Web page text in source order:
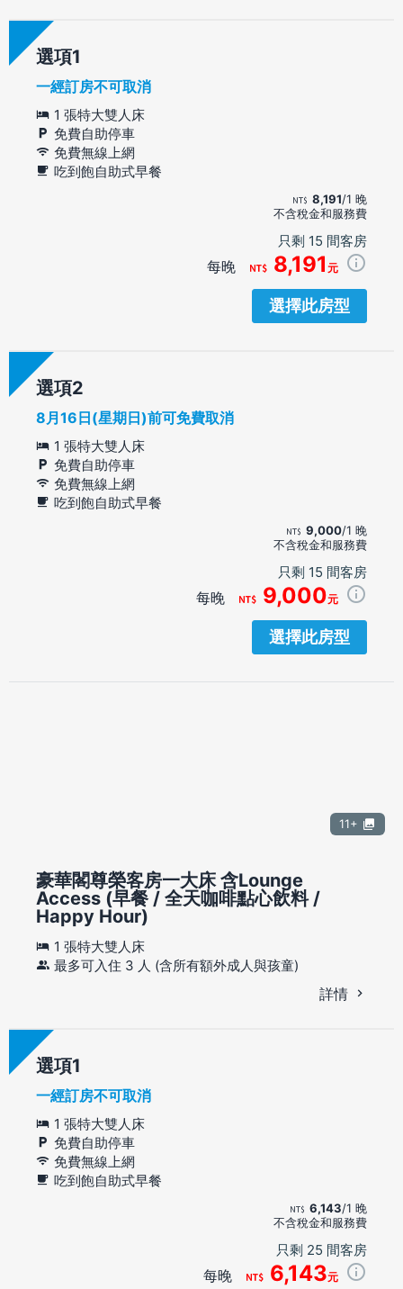
選項
一經訂房不可取消
1 張特大雙人床
免費自助停車
免費無線上網
吃到飽自助式早餐
8,191/1 晚
不含稅金和服務費
只剩 15 間客房
每晚 8,191 元
選擇此房型
選項
8月16日(星期日)前可免費取消
1 張特大雙人床
免費自助停車
免費無線上網
吃到飽自助式早餐
9,000/1 晚
不含稅金和服務費
只剩 15 間客房
每晚 9,000元
選擇此房型
11+
豪華閣尊榮客房一大床 含Lounge
Access (早餐 / 全天咖啡點心飲料 /
Happy Hour)
1 張特大雙人床
最多可入住 3 人 (含所有額外成人與孩童)
詳情
選項
一經訂房不可取消
1 張特大雙人床
免費自助停車
免費無線上網
吃到飽自助式早餐
6,143/1 晚
不含稅金和服務費
只剩 25 間客房
每晚 6,143元